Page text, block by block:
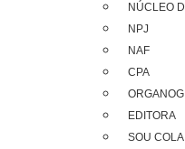
NÚCLEO
NPJ
NAF
CPA
EDITORA
SOU